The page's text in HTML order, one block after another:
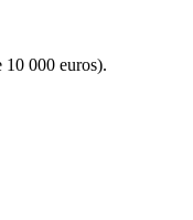
10 000 euros).